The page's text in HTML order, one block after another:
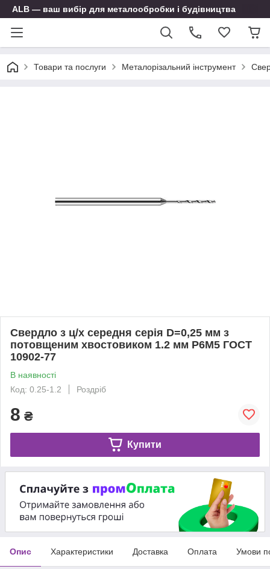
ALB — ваш вибір для металообробки і будівництва
Товари та послуги Металорізальний інструмент
Свердло з ц/х середня серія D=0,25 мм з
потовщеним хвостовиком 1.2 мм Р6М5 ГОСТ
10902-77
В наявності
Код: 0.25-1.2
Роздріб
8 ₴
Купити
Опис Характеристики Доставка Оплата Умови